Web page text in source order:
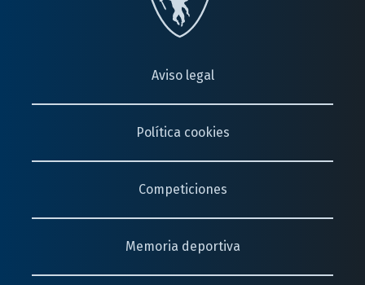
Aviso legal
Política cookies
Competiciones
Memoria deportiva